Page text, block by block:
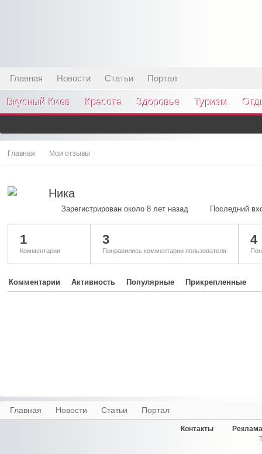
Главная Новости Статьи Портал
Вкусный Киев Красота Здоровье Туризм
Главная Мои отзывы
Ника
Зарегистрирован около 8 лет назад Последний
1
Комментарии
3
Понравились комментарии пользователя
4
Комментарии Активность Популярные Прикрепленные
Главная Новости Статьи Портал
Контакты